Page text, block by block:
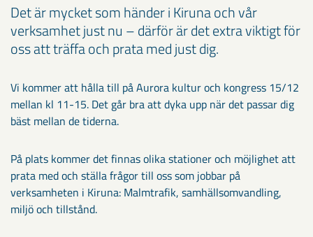
Det är mycket som händer i Kiruna och vår
verksamhet just nu – därför är det extra viktigt för
oss att träffa och prata med just dig.
Vi kommer att hålla till på Aurora kultur och kongress 15/12
mellan kl 11-15. Det går bra att dyka upp när det passar dig
bäst mellan de tiderna.
På plats kommer det finnas olika stationer och möjlighet att
prata med och ställa frågor till oss som jobbar på
verksamheten i Kiruna: Malmtrafik, samhällsomvandling,
miljö och tillstånd.